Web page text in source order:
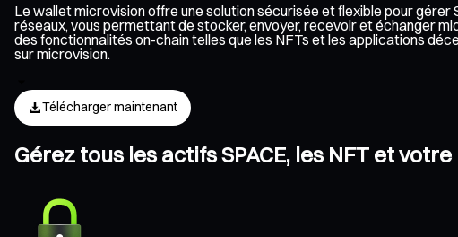
Le wallet microvision offre une solution sécurisée et flexible pour
réseaux, vous permettant de stocker, envoyer, recevoir et échanger
des fonctionnalités on-chain telles que les NFTs et les applications
sur microvision.
Télécharger maintenant
Gérez tous les actifs SPACE, les NFT et